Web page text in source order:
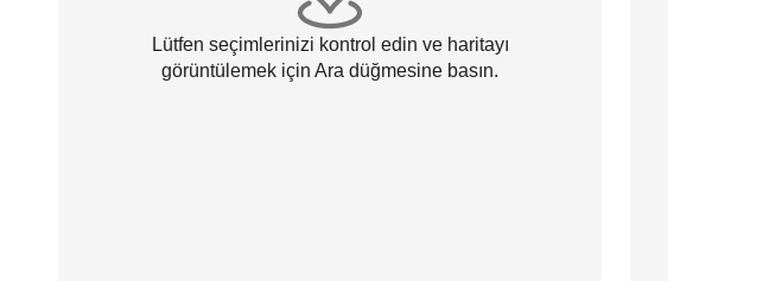
Lütfen seçimlerinizi kontrol edin ve haritayı
görüntülemek için Ara düğmesine basın.